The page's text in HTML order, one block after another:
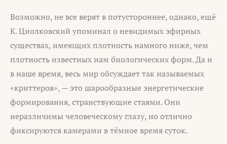
Возможно, не все верят в потустороннее, однако, ещё
К. Циолковский упоминал о невидимых эфирных
существах, имеющих плотность намного ниже, чем
плотность известных нам биологических форм. Да и
в наше время, весь мир обсуждает так называемых
«криттеров», — это шарообразные энергетические
формирования, странствующие стаями. Они
неразличимы человеческому глазу, но отлично
фиксируются камерами в тёмное время суток.